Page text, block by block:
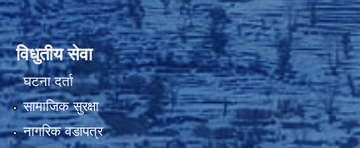
विधुतीय सेवा
घटना दर्ता
सामाजिक सुरक्षा
नागरिक वडापत्र